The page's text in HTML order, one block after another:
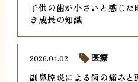
子供の歯が小さいと感じ
き成長の知識
副鼻腔炎による歯の痛みと
2026.04.02 医療